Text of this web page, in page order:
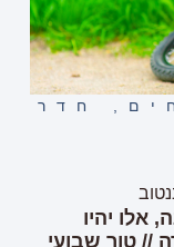
חדר
יהיו
// טור שבועי